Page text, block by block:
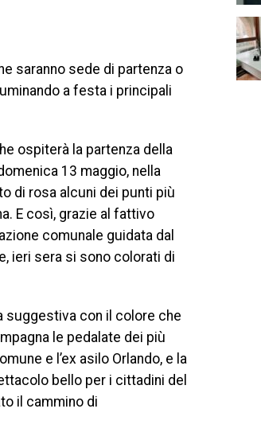
saranno sede di partenza o
a festa i principali
ospiterà la partenza della
13 maggio, nella
di rosa alcuni dei punti più
E così, grazie al fattivo
comunale guidata dal
ieri sera si sono colorati di
suggestiva con il colore che
le pedalate dei più
e l’ex asilo Orlando, e la
bello per i cittadini del
il cammino di